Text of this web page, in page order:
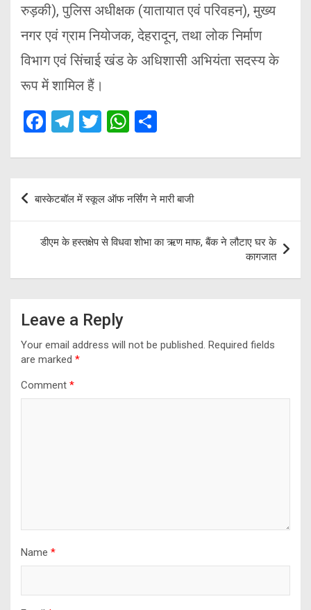
रुड़की), पुलिस अधीक्षक (यातायात एवं परिवहन), मुख्य
नगर एवं ग्राम नियोजक, देहरादून, तथा लोक निर्माण
विभाग एवं सिंचाई खंड के अधिशासी अभियंता सदस्य के
रूप में शामिल हैं।
F
ce
b
o
o
k
T
e
gr
a
m
T
tt
er
W
at
s
A
p
p
ar
Post
बास्केटबॉल में स्कूल ऑफ नर्सिंग ने मारी बाजी
डीएम के हस्तक्षेप से विधवा शोभा का ऋण माफ, बैंक ने लौटाए घर के
कागजात
Leave a Reply
Your email address will not be published. Required fields
are marked *
Comment *
Name *